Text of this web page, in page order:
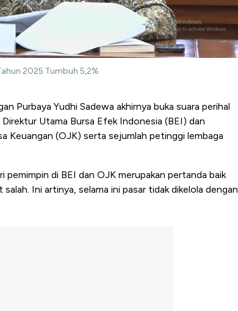
2025 Tumbuh 5,2%
Purbaya Yudhi Sadewa akhirnya buka suara perihal
Utama Bursa Efek Indonesia (BEI) dan
Keuangan (OJK) serta sejumlah petinggi lembaga
pemimpin di BEI dan OJK merupakan pertanda baik
Ini artinya, selama ini pasar tidak dikelola dengan